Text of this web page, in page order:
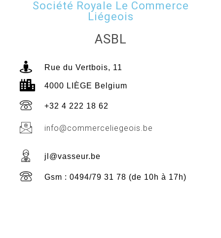
Société Royale Le Commerce
Liégeois
ASBL
Rue du Vertbois, 11
4000 LIÈGE Belgium
+32 4 222 18 62
info@commerceliegeois.be
jl@vasseur.be
Gsm : 0494/79 31 78 (de 10h à 17h)